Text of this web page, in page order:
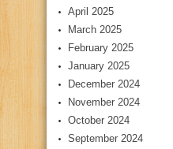
April 2025
March 2025
February 2025
January 2025
December 2024
November 2024
October 2024
September 2024